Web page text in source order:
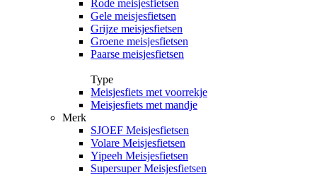
Rode meisjesfietsen
Gele meisjesfietsen
Grijze meisjesfietsen
Groene meisjesfietsen
Paarse meisjesfietsen
Type
Meisjesfiets met voorrekje
Meisjesfiets met mandje
Merk
SJOEF Meisjesfietsen
Volare Meisjesfietsen
Yipeeh Meisjesfietsen
Supersuper Meisjesfietsen